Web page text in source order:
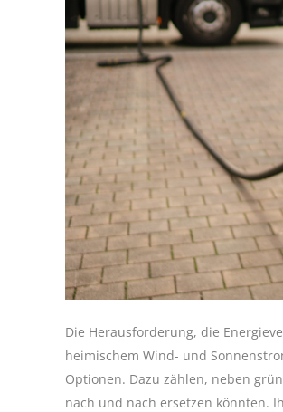
Die Herausforderung, die
heimischem Wind- und
Optionen. Dazu zählen, neben
nach und nach ersetzen könnten.